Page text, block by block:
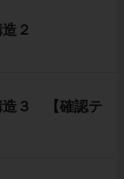
２
造３ 【確認テ